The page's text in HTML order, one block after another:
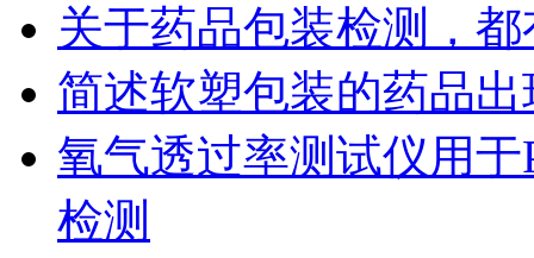
关于药品包装检测，
简述软塑包装的药品
氧气透过率测试仪用
检测